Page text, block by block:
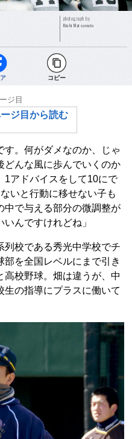
photograph by
Kiichi Matsumoto
コピー
ジ目
ジ目から読む
す。何がダメなのか、じゃ
どんな風に歩んでいくのか
1アドバイスをして10にで
いと行動に移せない子も
中で与える部分の微調整が
んですけれどね」
校である秀光中学校でチ
を全国レベルにまで引き
高校野球。畑は違うが、中
の指導にプラスに働いて